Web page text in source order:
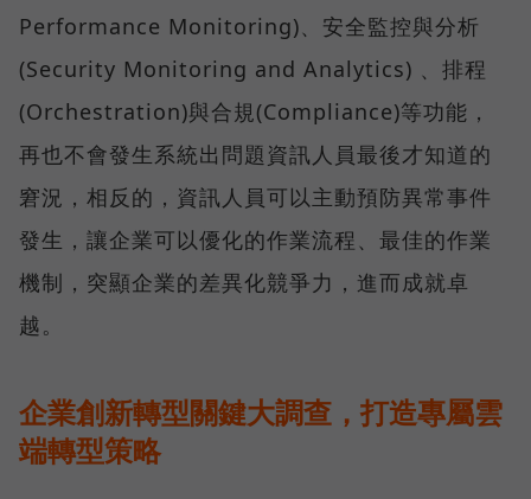
Performance Monitoring)、安全監控與分析
(Security Monitoring and Analytics) 、排程
(Orchestration)與合規(Compliance)等功能，
再也不會發生系統出問題資訊人員最後才知道的
窘況，相反的，資訊人員可以主動預防異常事件
發生，讓企業可以優化的作業流程、最佳的作業
機制，突顯企業的差異化競爭力，進而成就卓
越。
企業創新轉型關鍵大調查，打造專屬雲
端轉型策略